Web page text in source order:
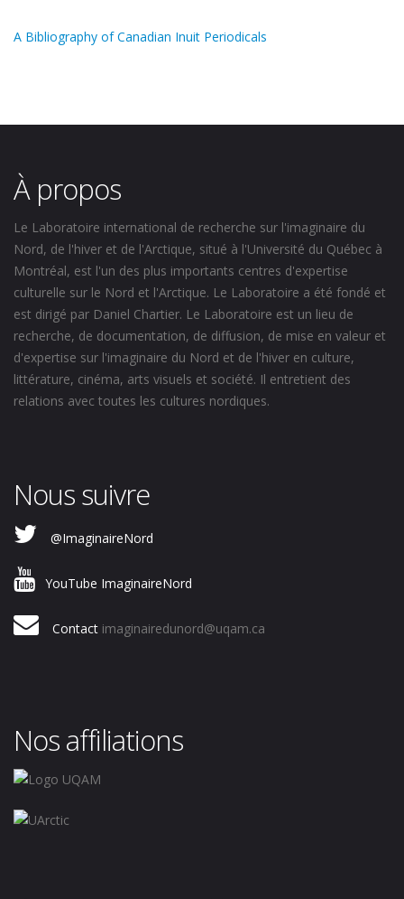
A Bibliography of Canadian Inuit Periodicals
À propos
Le Laboratoire international de recherche sur l'imaginaire du
Nord, de l'hiver et de l'Arctique, situé à l'Université du Québec à
Montréal, est l'un des plus importants centres d'expertise
culturelle sur le Nord et l'Arctique. Le Laboratoire a été fondé et
est dirigé par Daniel Chartier. Le Laboratoire est un lieu de
recherche, de documentation, de diffusion, de mise en valeur et
d'expertise sur l'imaginaire du Nord et de l'hiver en culture,
littérature, cinéma, arts visuels et société. Il entretient des
relations avec toutes les cultures nordiques.
Nous suivre
@ImaginaireNord
YouTube ImaginaireNord
Contact imaginairedunord@uqam.ca
Nos affiliations